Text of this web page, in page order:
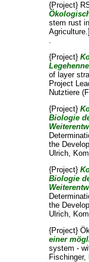
{Project}
stem rust
.
{Project}
of layer
Project
Nutztiere
{Project}
Biologie
the
Ulrich,
{Project}
Biologie
the
Ulrich,
{Project}
einer
system -
Fischinger,